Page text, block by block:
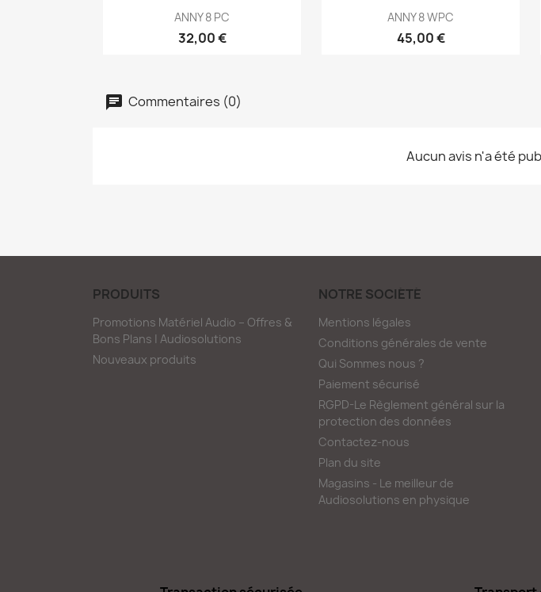
ANNY 8 PC
32,00 €
Aperçu rapide ANNY 8 WPC
45,00 €
Aperçu rapide
Commentaires (0)
Aucun avis n'a été
PRODUITS
Promotions Matériel Audio – Offres &
Bons Plans | Audiosolutions
Nouveaux produits
NOTRE SOCIÉTÉ
Mentions légales
Conditions générales de vente
Qui Sommes nous ?
Paiement sécurisé
RGPD-Le Règlement général sur la
protection des données
Contactez-nous
Plan du site
Magasins - Le meilleur de
Audiosolutions en physique